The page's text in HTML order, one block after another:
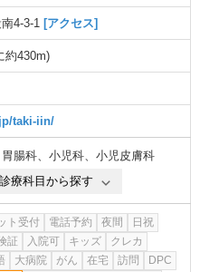
4-3-1 [アクセス]
約430m)
taki-iin/
胃腸科、 小児科、 小児皮膚科
療科目から探す
ト受付 電話予約 夜間
日祝
証 入院可 キッズ
クレカ
大病院 がん 在宅 訪問
DPC